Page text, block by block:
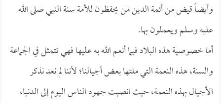
وأيضاً قيض من أئمة الدين من يحفظون للأمة سنة النبي صلى الله
عليه وسلم ويعملون بها.
أما خصوصية هذه البلاد فيما أنعم الله به عليها فهي تتمثل في الجماعة
والسنة، هذه النعمة التي ملتها بعض أجيالنا؛ لأننا لم نعد نذكر
الأجيال بهذه النعمة، حيث انصبت جهود الناس اليوم إلى الدنيا،